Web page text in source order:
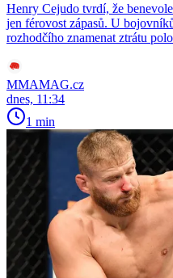
Henry Cejudo tvrdí, že
jen férovost zápasů. U
rozhodčího znamenat ztrátu
MMAMAG.cz
dnes, 11:34
1 min